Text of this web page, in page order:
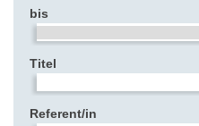
bis
Titel
Referent/in